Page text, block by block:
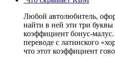
Любой автолюбитель,
найти в ней эти три
коэффициент бонус-
переводе с латинского
что этот коэффициент